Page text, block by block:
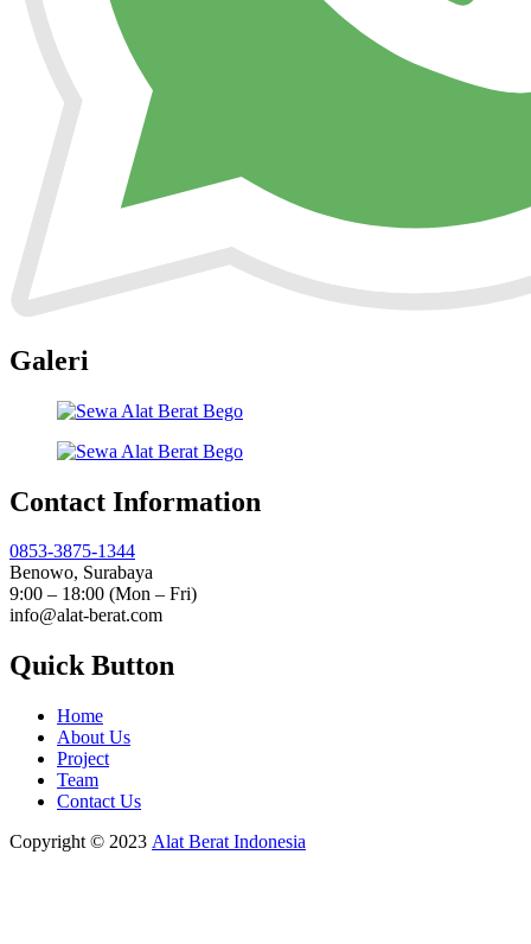
Galeri
Contact Information
0853-3875-1344
Benowo, Surabaya
9:00 – 18:00 (Mon – Fri)
info@alat-berat.com
Quick Button
Home
About Us
Project
Team
Contact Us
Copyright © 2023 Alat Berat Indonesia